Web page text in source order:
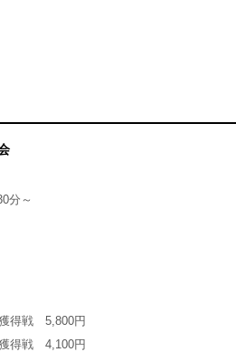
分～
得戦 5,800円
得戦 4,100円